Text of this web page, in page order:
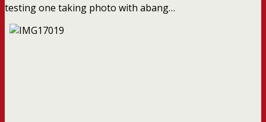
testing one taking photo with abang…